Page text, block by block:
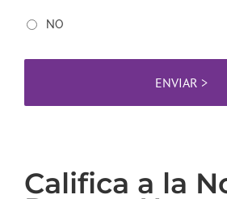
NO
Califica a la